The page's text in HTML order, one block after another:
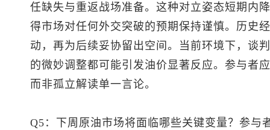
任缺失与重返战场准备。这种对立姿态短期内
得市场对任何外交突破的预期保持谨慎。历史
动，再为后续妥协留出空间。当前环境下，谈
的微妙调整都可能引发油价显著反应。参与者
而非孤立解读单一言论。
Q5：下周原油市场将面临哪些关键变量？参与